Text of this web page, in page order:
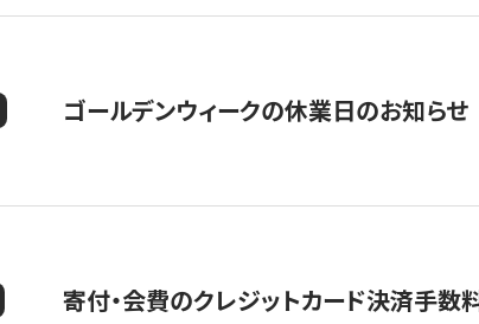
ゴールデンウィークの休業日のお知らせ
寄付・会費のクレジットカード決済手数